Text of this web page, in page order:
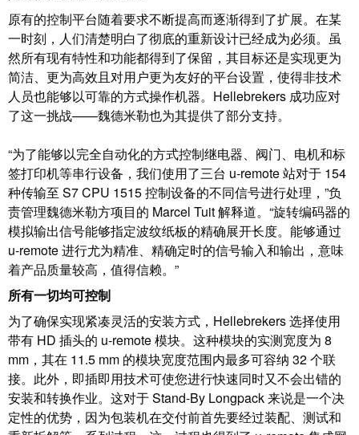
盒
系
统
及
组
件
非
接
触
式
联
接
进
线
系
统
和
配
件
电
行
业
单
对
以
太
网
付
服
务
咨
询
和
工
程
设
计
联
接
咨
询
服
务
魏
德
心
人
力
资
源
规
全
球
分
布
管
理
信
息
与
证
书
原有的控制平台随着要求不断提高而逐渐得到了扩展。在某
一时刻，人们清楚明白了彻底的重新设计已经成为必须。虽
然所有现有特性和功能都得到了保留，其目标还是实现更为
简洁、更为高效且对用户更为友好的平台设置，使得非技术
人员也能够以可靠的方式操作机器。Hellebrekers 成功应对
了这一挑战——魏德米勒也为其提供了部分支持。
“为了能够以完全自动化的方式控制继电器、阀门、电机和标
签打印机等串行设备，我们使用了三台 u-remote 站对于 154
种传输至 S7 CPU 1515 控制设备的不同信号进行处理，”负
责管理魏德米勒方项目的 Marcel Tuit 解释道。“旋转编码器的
模拟输出信号能够指定波纹纸板的精确展开长度。能够通过
u-remote 进行尤为精准、精确定时的信号输入和输出，意味
着产品质量较高，值得信赖。”
所有一切均可控制
为了确保实现紧凑灵活的安装方式，Hellebrekers 选择使用
带有 HD 插头的 u-remote 模块。这种模块的实测宽度为 8
mm，其在 11.5 mm 的模块宽度范围内最多可容纳 32 个联
接。此外，即插即用技术可使您进行快速同时又不会出错的
安装和转换作业。这对于 Stand-By Longpack 来说是一个决
定性的优势，因为包装机在交付前首先要经过装配、测试和